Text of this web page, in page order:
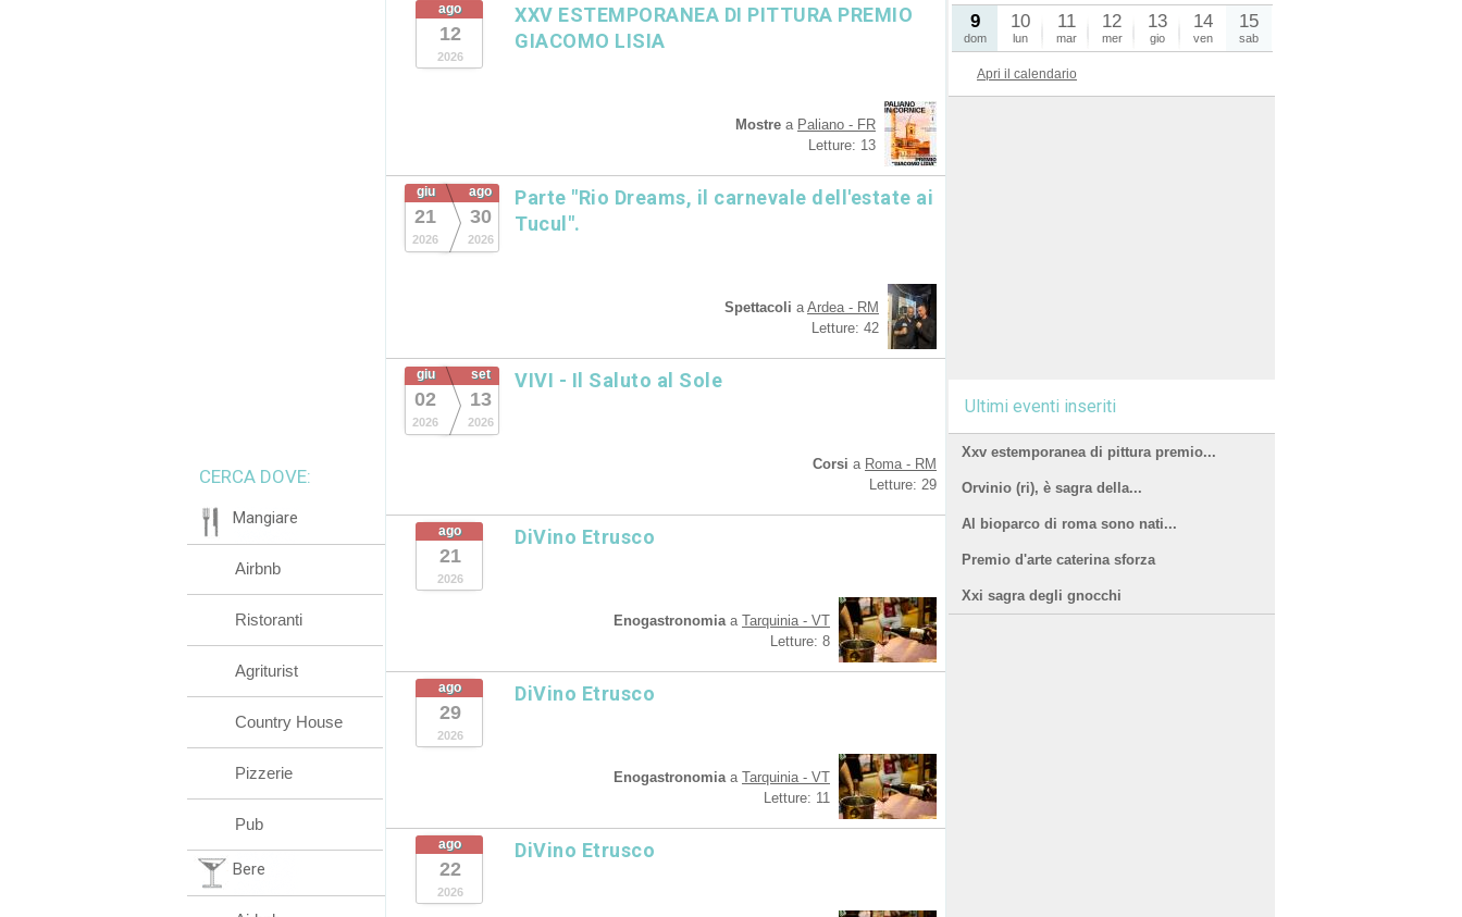
ago
12
2026
XXV ESTEMPORANEA DI PITTURA PREMIO
GIACOMO LISIA
Mostre a Paliano - FR
Letture: 13
giu
21
2026
ago
30
2026
Parte "Rio Dreams, il carnevale dell'estate ai
Tucul".
Spettacoli aArdea - RM
Letture: 42
giu
02
2026
set
13
2026
VIVI - Il Saluto al Sole
Corsi a Roma - RM
Letture: 29
ago
21
2026
DiVino Etrusco
Enogastronomiaa Tarquinia - VT
Letture: 8
ago
29
2026
DiVino Etrusco
Enogastronomiaa Tarquinia - VT
Letture: 11
ago
22
2026
DiVino Etrusco
CERCA DOVE:
Mangiare
Airbnb
Ristoranti
Agriturist
Country House
Pizzerie
Pub
Bere
9
dom
10
lun
11
mar
12
mer
13
gio
14
ven
15
sab
Apri il calendario
Ultimi eventi inseriti
Xxv estemporanea di pittura premio...
Orvinio (ri), è sagra della...
Al bioparco di roma sono nati...
Premio d'arte caterina sforza
Xxi sagra degli gnocchi